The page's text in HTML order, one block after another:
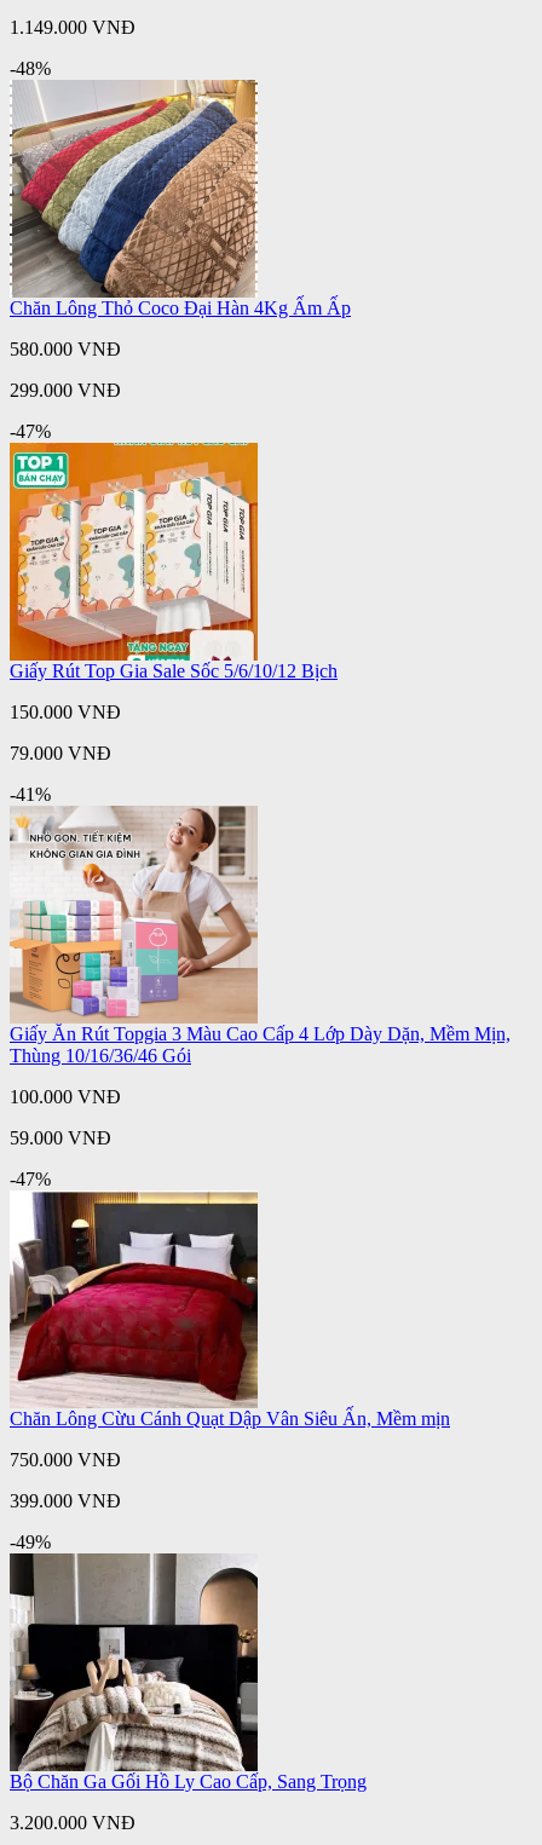
1.149.000 VNĐ
-48%
Chăn Lông Thỏ Coco Đại Hàn 4Kg Ấm Ấp
580.000 VNĐ
299.000 VNĐ
-47%
Giấy Rút Top Gia Sale Sốc 5/6/10/12 Bịch
150.000 VNĐ
79.000 VNĐ
-41%
Giấy Ăn Rút Topgia 3 Màu Cao Cấp 4 Lớp Dày Dặn, Mềm Mịn,
Thùng 10/16/36/46 Gói
100.000 VNĐ
59.000 VNĐ
-47%
Chăn Lông Cừu Cánh Quạt Dập Vân Siêu Ấn, Mềm mịn
750.000 VNĐ
399.000 VNĐ
-49%
Bộ Chăn Ga Gối Hồ Ly Cao Cấp, Sang Trọng
3.200.000 VNĐ